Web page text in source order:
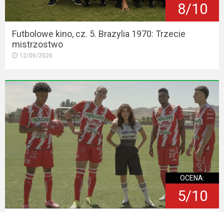
8/10
Futbolowe kino, cz. 5. Brazylia 1970: Trzecie
mistrzostwo
12/06/2026
OCENA:
5/10